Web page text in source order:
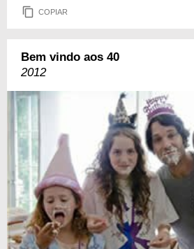
COPIAR
Bem vindo aos 40
2012